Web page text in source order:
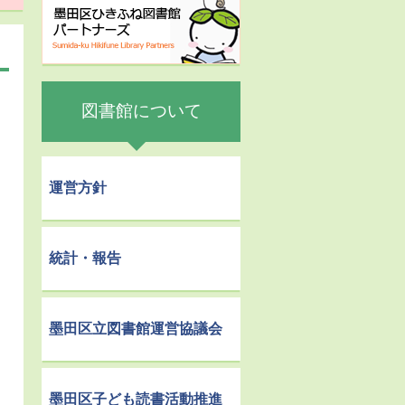
図書館について
運営方針
統計・報告
墨田区立図書館運営協議会
墨田区子ども読書活動推進